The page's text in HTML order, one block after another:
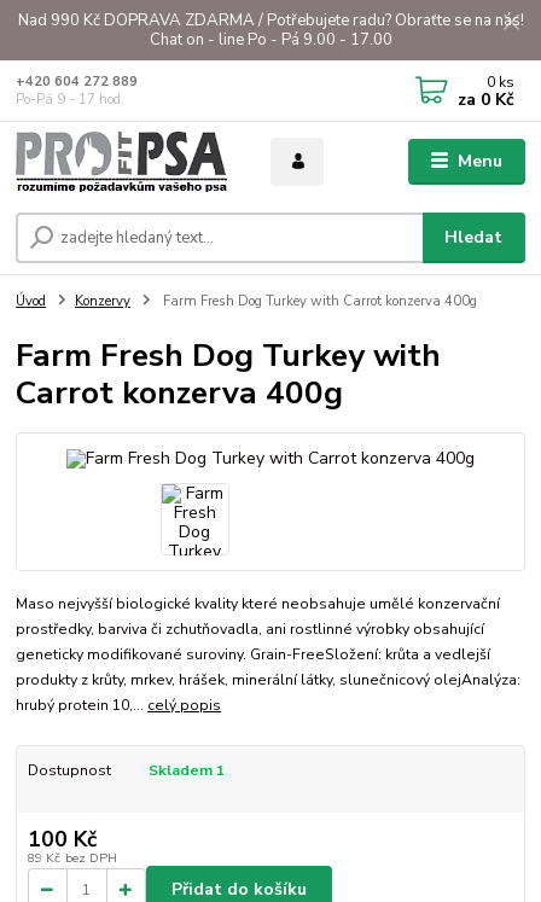
Nad 990 Kč DOPRAVA ZDARMA / Potřebujete radu? Obraťte se na nás!
Chat on - line Po - Pá 9.00 - 17.00
Menu
Hledat
+420 604 272 889
Po-Pá 9 - 17 hod.
0 ks
za 0 Kč
Úvod Konzervy Farm Fresh Dog Turkey with Carrot konzerva 400g
Farm Fresh Dog Turkey with
Carrot konzerva 400g
Maso nejvyšší biologické kvality které neobsahuje umělé konzervační
prostředky, barviva či zchutňovadla, ani rostlinné výrobky obsahující
geneticky modifikované suroviny. Grain-FreeSložení: krůta a vedlejší
produkty z krůty, mrkev, hrášek, minerální látky, slunečnicový olejAnalýza:
hrubý protein 10,... celý popis
Dostupnost Skladem 1
100 Kč
89 Kč bez DPH
Přidat do košíku